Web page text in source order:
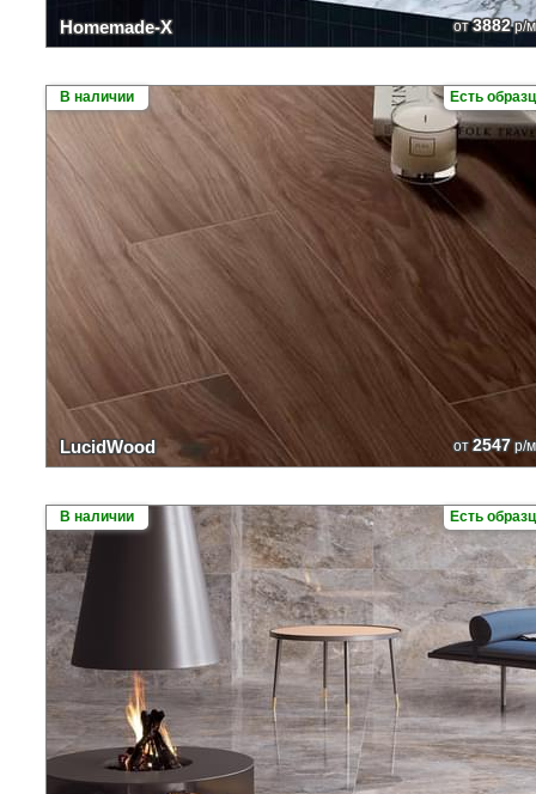
Homemade-X от3882р/
Есть
В наличии
LucidWood от2547р/
Есть
В наличии